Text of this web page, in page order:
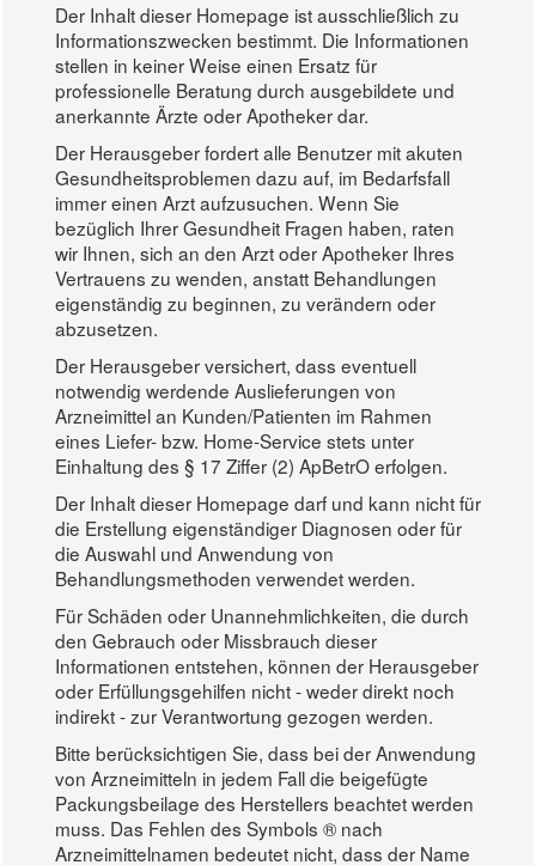
Der Inhalt dieser Homepage ist ausschließlich zu
Informationszwecken bestimmt. Die Informationen
stellen in keiner Weise einen Ersatz für
professionelle Beratung durch ausgebildete und
anerkannte Ärzte oder Apotheker dar.
Der Herausgeber fordert alle Benutzer mit akuten
Gesundheitsproblemen dazu auf, im Bedarfsfall
immer einen Arzt aufzusuchen. Wenn Sie
bezüglich Ihrer Gesundheit Fragen haben, raten
wir Ihnen, sich an den Arzt oder Apotheker Ihres
Vertrauens zu wenden, anstatt Behandlungen
eigenständig zu beginnen, zu verändern oder
abzusetzen.
Der Herausgeber versichert, dass eventuell
notwendig werdende Auslieferungen von
Arzneimittel an Kunden/Patienten im Rahmen
eines Liefer- bzw. Home-Service stets unter
Einhaltung des § 17 Ziffer (2) ApBetrO erfolgen.
Der Inhalt dieser Homepage darf und kann nicht für
die Erstellung eigenständiger Diagnosen oder für
die Auswahl und Anwendung von
Behandlungsmethoden verwendet werden.
Für Schäden oder Unannehmlichkeiten, die durch
den Gebrauch oder Missbrauch dieser
Informationen entstehen, können der Herausgeber
oder Erfüllungsgehilfen nicht - weder direkt noch
indirekt - zur Verantwortung gezogen werden.
Bitte berücksichtigen Sie, dass bei der Anwendung
von Arzneimitteln in jedem Fall die beigefügte
Packungsbeilage des Herstellers beachtet werden
muss. Das Fehlen des Symbols ® nach
Arzneimittelnamen bedeutet nicht, dass der Name